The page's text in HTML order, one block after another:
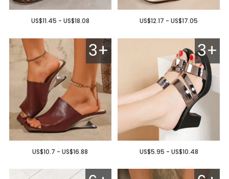
US$11.45 - US$18.08 US$12.17 - US$17.05
3+
US$10.7 - US$16.88
3+
US$5.95 - US$10.48